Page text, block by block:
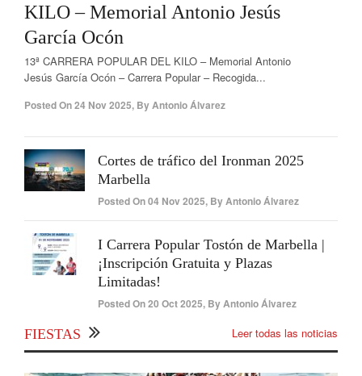
KILO – Memorial Antonio Jesús
García Ocón
13ª CARRERA POPULAR DEL KILO – Memorial Antonio
Jesús García Ocón – Carrera Popular – Recogida...
Posted On24 Nov 2025, ByAntonio Álvarez
Cortes de tráfico del Ironman 2025
Marbella
Posted On04 Nov 2025, ByAntonio Álvarez
I Carrera Popular Tostón de Marbella |
¡Inscripción Gratuita y Plazas
Limitadas!
Posted On20 Oct 2025, ByAntonio Álvarez
FIESTAS Leer todas las noticias